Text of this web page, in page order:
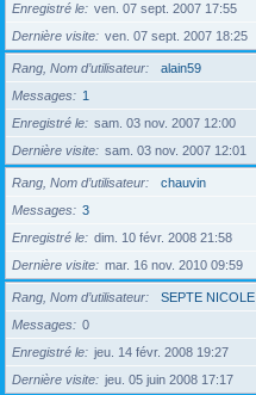
Enregistré le
ven. 07 sept. 2007 17:55
Dernière visite
ven. 07 sept. 2007 18:25
Rang, Nom d’utilisateur
alain59
Messages
1
Enregistré le
sam. 03 nov. 2007 12:00
Dernière visite
sam. 03 nov. 2007 12:01
Rang, Nom d’utilisateur
chauvin
Messages
3
Enregistré le
dim. 10 févr. 2008 21:58
Dernière visite
mar. 16 nov. 2010 09:59
Rang, Nom d’utilisateur
SEPTE NICOLE
Messages
0
Enregistré le
jeu. 14 févr. 2008 19:27
Dernière visite
jeu. 05 juin 2008 17:17